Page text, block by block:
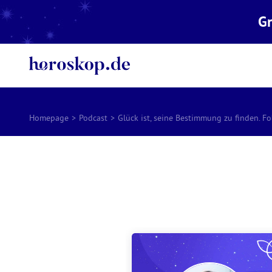
Homepage > Podcast > Glück ist, seine Bestimmung zu finden.